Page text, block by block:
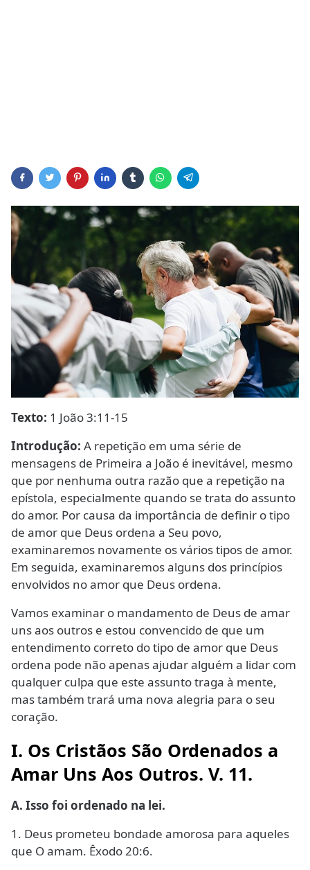
Texto: 1 João 3:11-15
Introdução: A repetição em uma série de
mensagens de Primeira a João é inevitável, mesmo
que por nenhuma outra razão que a repetição na
epístola, especialmente quando se trata do assunto
do amor. Por causa da importância de definir o tipo
de amor que Deus ordena a Seu povo,
examinaremos novamente os vários tipos de amor.
Em seguida, examinaremos alguns dos princípios
envolvidos no amor que Deus ordena.
Vamos examinar o mandamento de Deus de amar
uns aos outros e estou convencido de que um
entendimento correto do tipo de amor que Deus
ordena pode não apenas ajudar alguém a lidar com
qualquer culpa que este assunto traga à mente,
mas também trará uma nova alegria para o seu
coração.
I. Os Cristãos São Ordenados a
Amar Uns Aos Outros. V. 11.
A. Isso foi ordenado na lei.
1. Deus prometeu bondade amorosa para aqueles
que O amam. Êxodo 20:6.